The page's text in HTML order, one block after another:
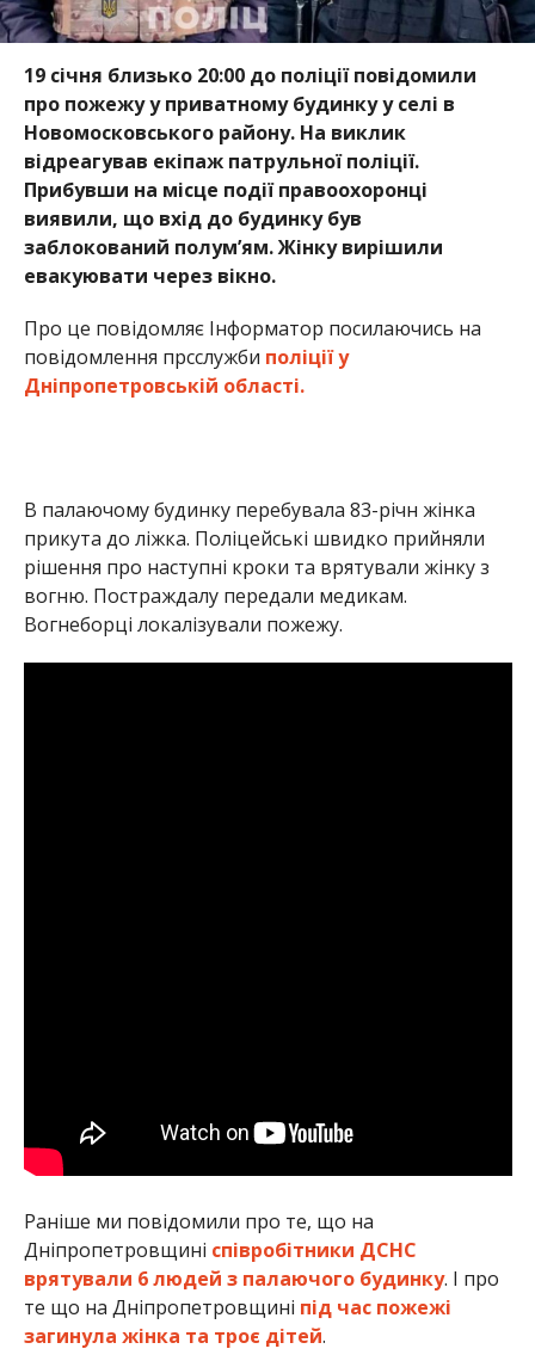
19 січня близько 20:00 до поліції повідомили
про пожежу у приватному будинку у селі в
Новомосковського району. На виклик
відреагував екіпаж патрульної поліції.
Прибувши на місце події правоохоронці
виявили, що вхід до будинку був
заблокований полум’ям. Жінку вирішили
евакуювати через вікно.
Про це повідомляє Інформатор посилаючись на
повідомлення прсслужби поліції у
Дніпропетровській області.
В палаючому будинку перебувала 83-річн жінка
прикута до ліжка. Поліцейські швидко прийняли
рішення про наступні кроки та врятували жінку з
вогню. Постраждалу передали медикам.
Вогнеборці локалізували пожежу.
Раніше ми повідомили про те, що на
Дніпропетровщині співробітники ДСНС
врятували 6 людей з палаючого будинку. І про
те що на Дніпропетровщині під час пожежі
загинула жінка та троє дітей.